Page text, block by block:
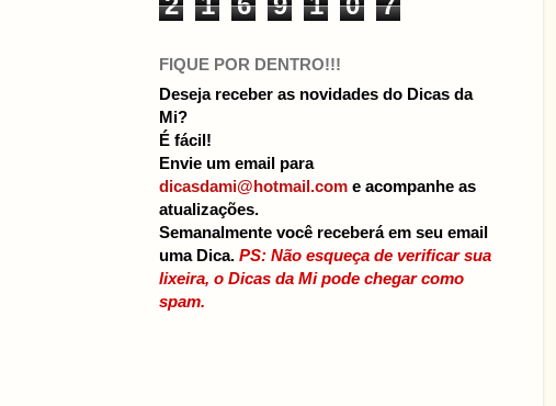
FIQUE POR DENTRO!!!
Deseja receber as novidades do Dicas da
Mi?
É fácil!
Envie um email para
dicasdami@hotmail.com e acompanhe as
atualizações.
Semanalmente você receberá em seu email
uma Dica. PS: Não esqueça de verificar sua
lixeira, o Dicas da Mi pode chegar como
spam.